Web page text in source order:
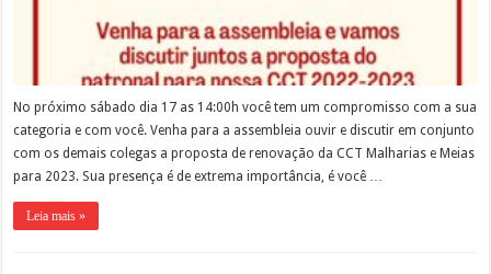
No próximo sábado dia 17 as 14:00h você tem um compromisso com a sua
categoria e com você. Venha para a assembleia ouvir e discutir em conjunto
com os demais colegas a proposta de renovação da CCT Malharias e Meias
para 2023. Sua presença é de extrema importância, é você …
Leia mais »